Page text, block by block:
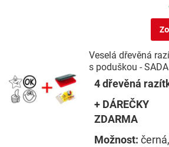
Veselá dřevěná
s poduškou - SADA
4 dřevěná
+ DÁREČKY
ZDARMA
Možnost: černá,